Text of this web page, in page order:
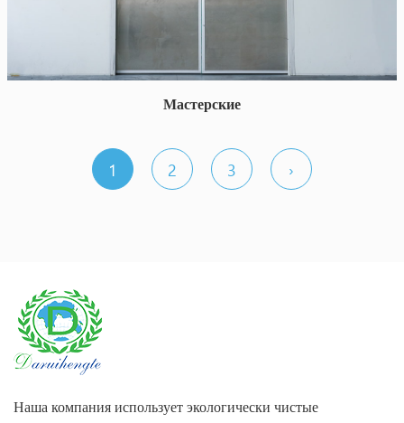
Мастерские
1 2 3 ›
Наша компания использует экологически чистые